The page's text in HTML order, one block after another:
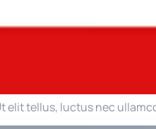
tellus, luctus nec